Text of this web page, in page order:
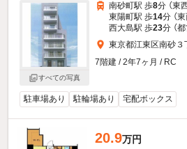
すべての写真
南砂町駅 歩8分 （東
東陽町駅 歩14分 （東
西大島駅 歩23分 （
東京都江東区南砂３
7階建 / 2年7ヶ月 / RC
駐車場あり 駐輪場あり 宅配ボックス
20.9万円